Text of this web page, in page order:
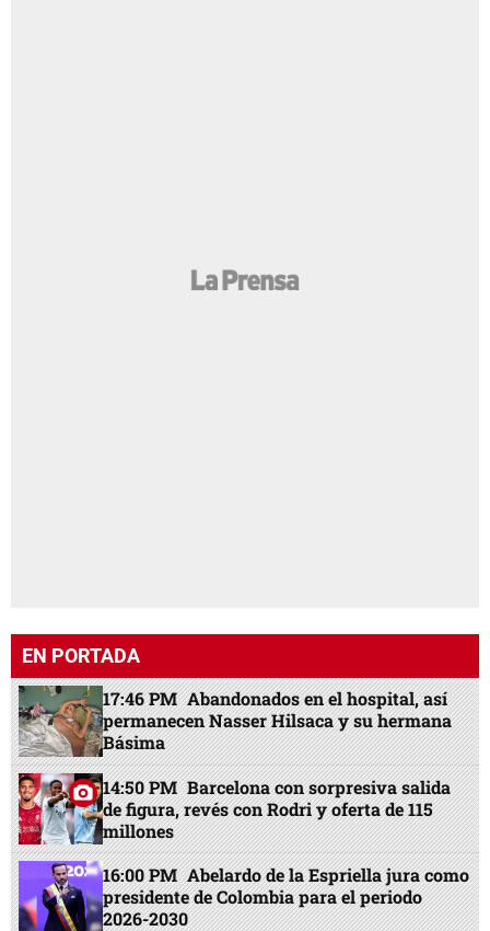
EN PORTADA
17:46 PM Abandonados en el hospital, así
permanecen Nasser Hilsaca y su hermana
Básima
14:50 PM Barcelona con sorpresiva salida
de figura, revés con Rodri y oferta de 115
millones
16:00 PM Abelardo de la Espriella jura como
presidente de Colombia para el periodo
2026-2030